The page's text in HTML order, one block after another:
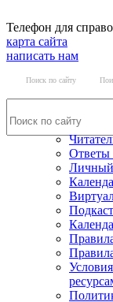
Телефон для
карта сайта
написать нам
Поиск по сайту
Ответы
Личный